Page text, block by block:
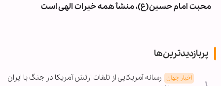
محبت امام حسین(ع)، منشأ همه خیرات الهی است
پربازدیدترین‌ها
اخبار جهان رسانه آمریکایی از تلفات ارتش آمریکا در جنگ با ایران